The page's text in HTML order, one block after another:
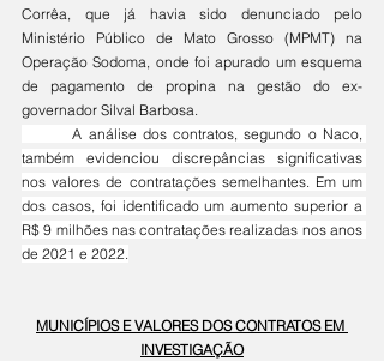
Corrêa, que já havia sido denunciado pelo
Ministério Público de Mato Grosso (MPMT) na
Operação Sodoma, onde foi apurado um esquema
de pagamento de propina na gestão do ex-
governador Silval Barbosa.
	A análise dos contratos, segundo o Naco,
também evidenciou discrepâncias significativas
nos valores de contratações semelhantes. Em um
dos casos, foi identificado um aumento superior a
R$ 9 milhões nas contratações realizadas nos anos
de 2021 e 2022.
MUNICÍPIOS E VALORES DOS CONTRATOS EM
INVESTIGAÇÃO